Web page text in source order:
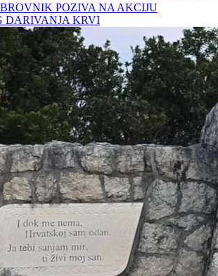
POZIVA NA AKCIJU
DARIVANJA KRVI